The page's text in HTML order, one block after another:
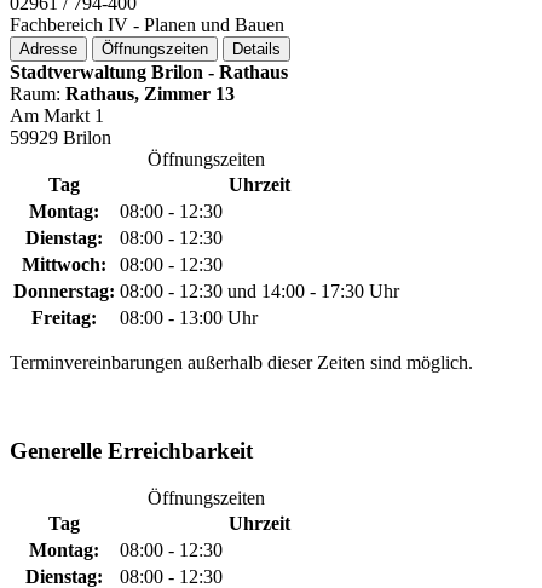
Fachbereich IV - Planen und Bauen
Adresse Öffnungszeiten Details
Stadtverwaltung Brilon - Rathaus
Raum: Rathaus, Zimmer 13
Am Markt 1
59929 Brilon
Öffnungszeiten
Tag
Uhrzeit
Montag:
08:00 - 12:30
Dienstag:
08:00 - 12:30
Mittwoch:
08:00 - 12:30
Donnerstag: 08:00 - 12:30 und 14:00 - 17:30 Uhr
Freitag:
08:00 - 13:00 Uhr
Terminvereinbarungen außerhalb dieser Zeiten sind möglich.
Generelle Erreichbarkeit
Öffnungszeiten
Tag
Uhrzeit
Montag:
08:00 - 12:30
Dienstag:
08:00 - 12:30